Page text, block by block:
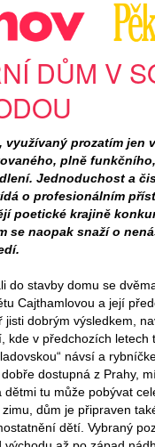
DŮM V
využívaný prozatím jen
plně
Jednoduchost a
o profesionálním
poetické krajině
se naopak snaží o
do stavby domu se
Cajthamlovou a její
jisti dobrým výsledkem,
kde v předchozích letech
návsí a
dostupná z Prahy,
dětmi tu může pobývat
dům je připraven
dětí. Vybraný